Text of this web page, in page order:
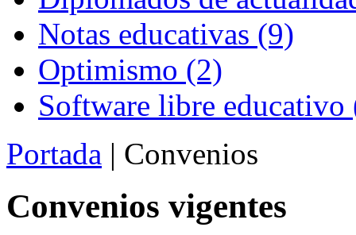
Notas educativas (9)
Optimismo (2)
Software libre educativo
Portada | Convenios
Convenios vigentes